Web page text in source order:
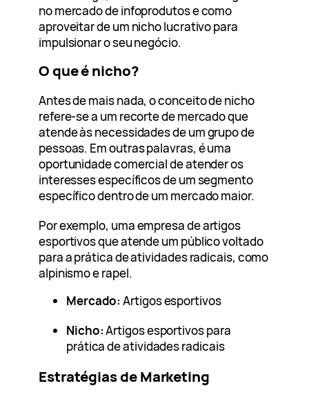
no mercado de infoprodutos e como
aproveitar de um nicho lucrativo para
impulsionar o seu negócio.
O que é nicho?
Antes de mais nada, o conceito de nicho
refere-se a um recorte de mercado que
atende às necessidades de um grupo de
pessoas. Em outras palavras, é uma
oportunidade comercial de atender os
interesses específicos de um segmento
específico dentro de um mercado maior.
Por exemplo, uma empresa de artigos
esportivos que atende um público voltado
para a prática de atividades radicais, como
alpinismo e rapel.
Mercado:Artigos esportivos
Nicho:Artigos esportivos para
prática de atividades radicais
Estratégias de Marketing